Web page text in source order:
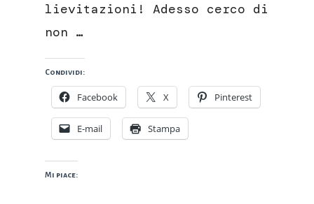
lievitazioni! Adesso cerco di
non …
Condividi:
Facebook X Pinterest
E-mail Stampa
Mi piace: